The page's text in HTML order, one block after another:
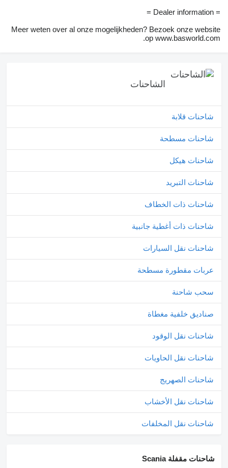
= Dealer information =
Meer weten over al onze mogelijkheden? Bezoek onze website
op www.basworld.com.
الشاحنات
شاحنات قلابة
شاحنات مسطحة
شاحنات هيكل
شاحنات التبريد
شاحنات ذات الخطاف
شاحنات ذات أغطية جانبية
شاحنات نقل السيارات
عربات مقطورة مسطحة
سحب شاحنة
صناديق خلفية مغطاة
شاحنات نقل الوقود
شاحنات نقل الحاويات
شاحنات الصهريج
شاحنات نقل الأخشاب
شاحنات نقل المخلفات
شاحنات مقفلة Scania